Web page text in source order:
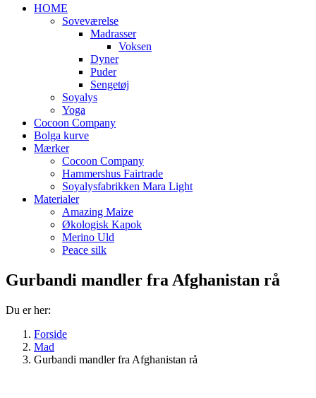
HOME
Soveværelse
Madrasser
Voksen
Dyner
Puder
Sengetøj
Soyalys
Yoga
Cocoon Company
Bolga kurve
Mærker
Cocoon Company
Hammershus Fairtrade
Soyalysfabrikken Mara Light
Materialer
Amazing Maize
Økologisk Kapok
Merino Uld
Peace silk
Gurbandi mandler fra Afghanistan rå
Du er her:
Forside
Mad
Gurbandi mandler fra Afghanistan rå